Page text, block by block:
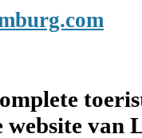
website van